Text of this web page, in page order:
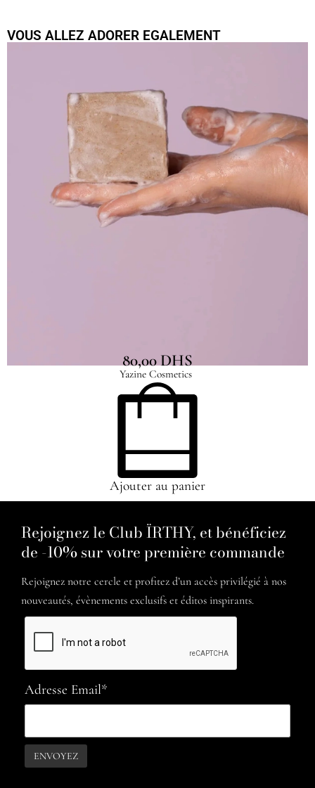
VOUS ALLEZ ADORER EGALEMENT
Yazine Cosmetics
80,00DHS
Ajouter au panier
Rejoignez le Club ÏRTHY, et bénéficiez
de -10% sur votre première commande
Rejoignez notre cercle et profitez d’un accès privilégié à nos
nouveautés, évènements exclusifs et éditos inspirants.
Adresse Email*